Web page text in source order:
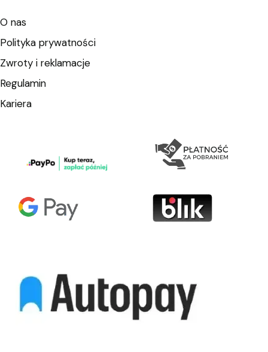
O nas
Polityka prywatności
Zwroty i reklamacje
Regulamin
Kariera